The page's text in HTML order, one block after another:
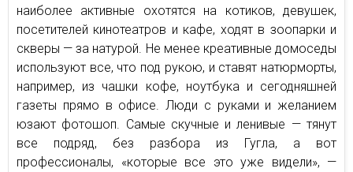
наиболее активные охотятся на котиков, девушек,
посетителей кинотеатров и кафе, ходят в зоопарки и
скверы — за натурой. Не менее креативные домоседы
используют все, что под рукою, и ставят натюрморты,
например, из чашки кофе, ноутбука и сегодняшней
газеты прямо в офисе. Люди с руками и желанием
юзают фотошоп. Самые скучные и ленивые — тянут
все подряд, без разбора из Гугла, а вот
профессионалы, «которые все это уже видели», —